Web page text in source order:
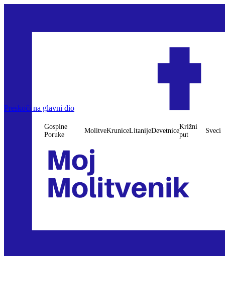
Preskoči na glavni dio
Gospine
Poruke
MolitveKruniceLitanijeDevetnice
Križni
put
Sveci